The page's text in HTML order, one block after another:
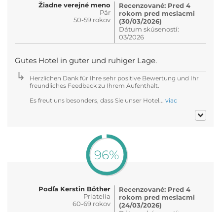
Žiadne verejné meno
Pár
50-59 rokov
Recenzované: Pred 4
rokom pred mesiacmi
(30/03/2026)
Dátum skúseností:
03/2026
Gutes Hotel in guter und ruhiger Lage.
Herzlichen Dank für Ihre sehr positive Bewertung und Ihr
freundliches Feedback zu Ihrem Aufenthalt.
Es freut uns besonders, dass Sie unser Hotel... viac
96%
Podľa Kerstin Böther
Priatelia
60-69 rokov
Recenzované: Pred 4
rokom pred mesiacmi
(24/03/2026)